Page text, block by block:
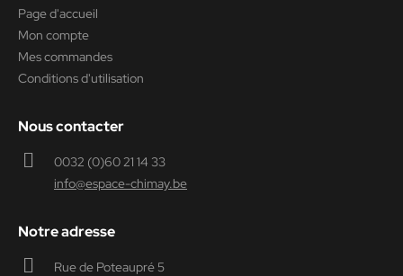
Page d'accueil
Mon compte
Mes commandes
Conditions d'utilisation
Nous contacter
0032 (0)60 21 14 33
info@espace-chimay.be
Notre adresse
Rue de Poteaupré 5